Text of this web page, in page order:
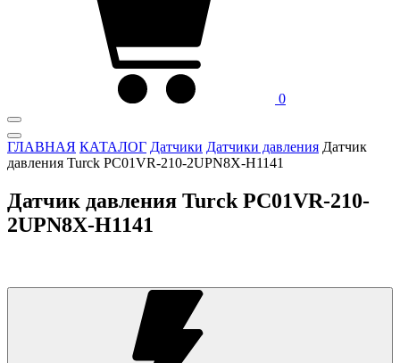
0
ГЛАВНАЯ КАТАЛОГ Датчики Датчики давления Датчик
давления Turck PC01VR-210-2UPN8X-H1141
Датчик давления Turck PC01VR-210-
2UPN8X-H1141